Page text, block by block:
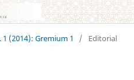
1 (2014): Gremium 1 / Editorial